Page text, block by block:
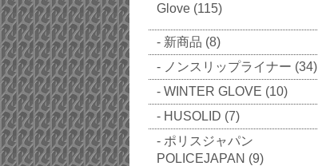
Glove (115)
新商品 (8)
ノンスリップライナー (34)
WINTER GLOVE (10)
HUSOLID (7)
ポリスジャパン
POLICEJAPAN (9)